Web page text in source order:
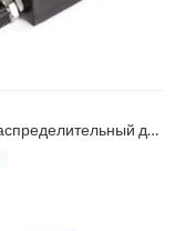
Кран распределительный для гидравлических линий 2 выхода Car-...